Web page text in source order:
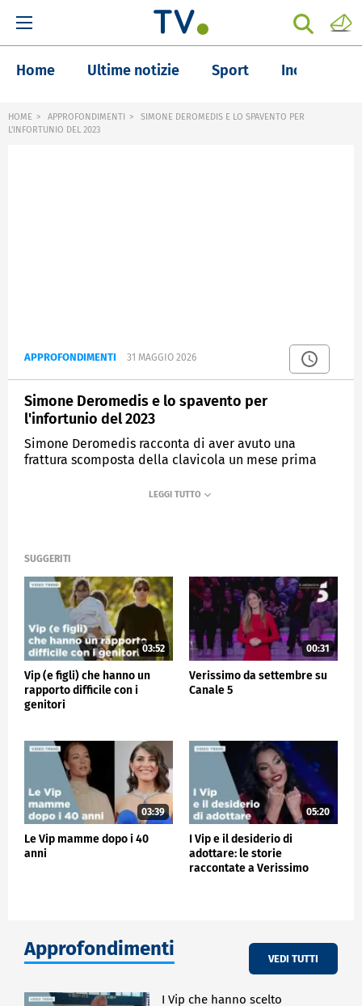
Home Ultime notizie Sport Inchieste
HOME APPROFONDIMENTI
SIMONE DEROMEDIS E LO SPAVENTO PER
L'INFORTUNIO DEL 2023
APPROFONDIMENTI 31 MAGGIO 2026
Simone Deromedis e lo spavento per
l'infortunio del 2023
Simone Deromedis racconta di aver avuto una
frattura scomposta della clavicola un mese prima
SUGGERITI
03:52
Vip (e figli) che hanno un
rapporto difficile con i
genitori
00:31
Verissimo da settembre su
Canale 5
03:39
Le Vip mamme dopo i 40
anni
05:20
I Vip e il desiderio di
adottare: le storie
raccontate a Verissimo
Approfondimenti VEDI TUTTI
I Vip che hanno scelto